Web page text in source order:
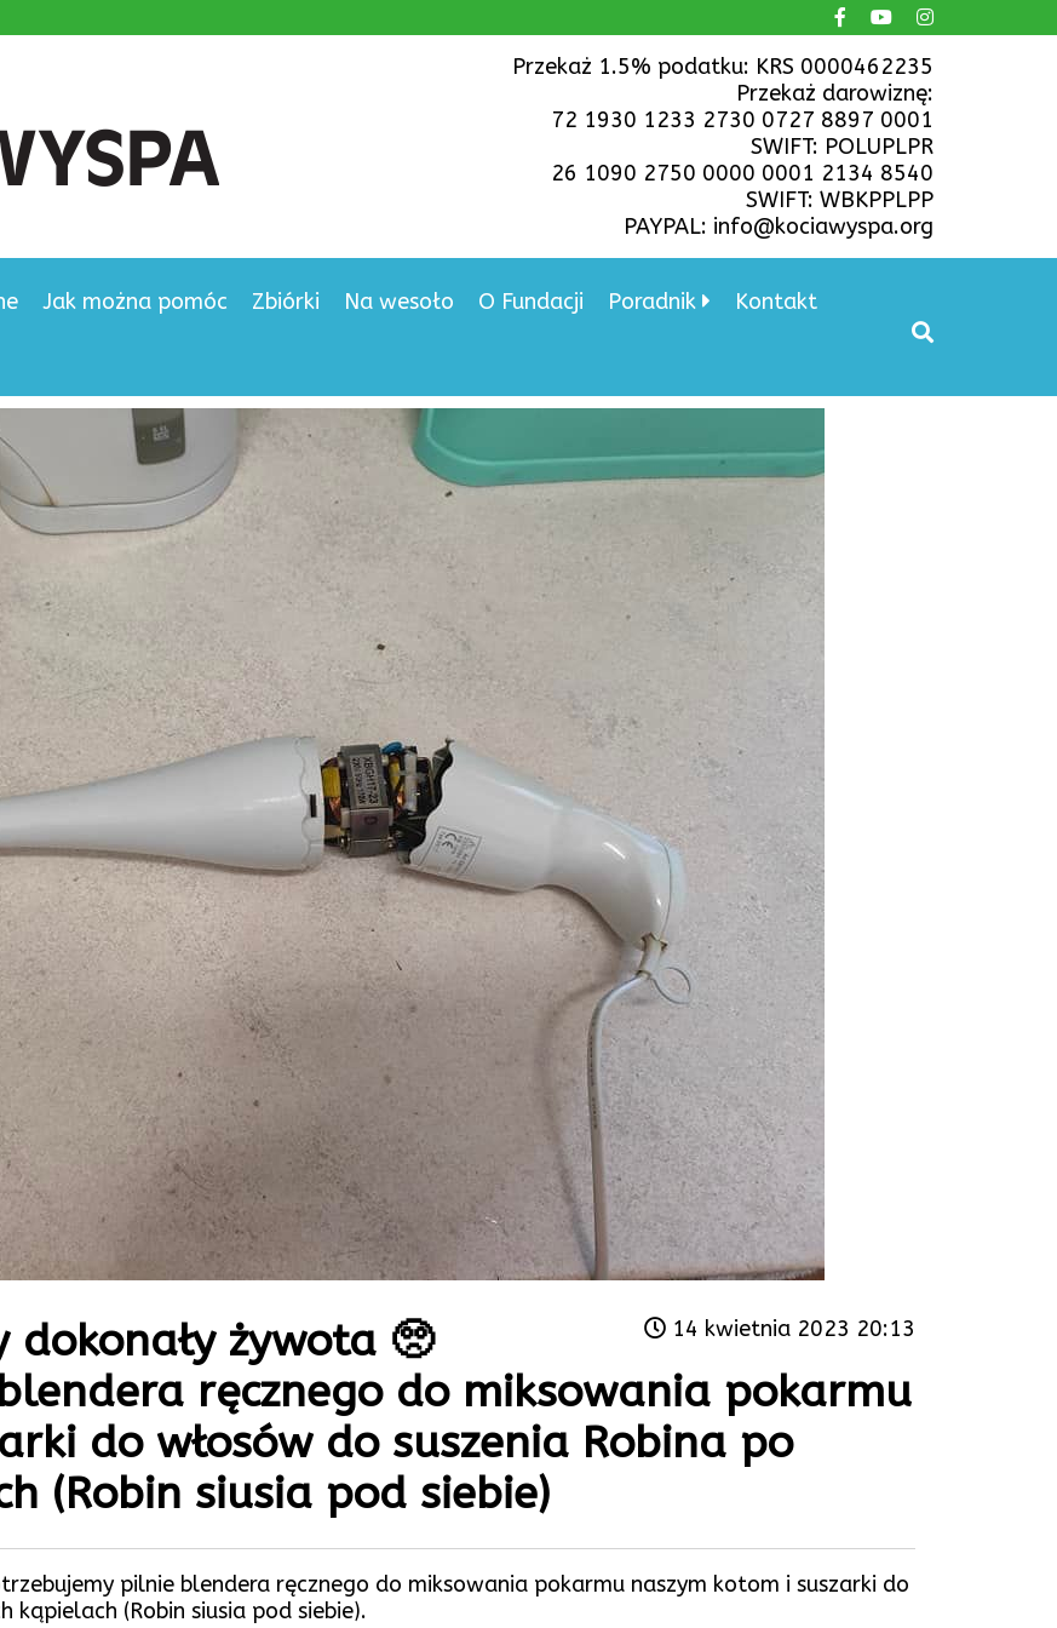
Przekaż 1.5% podatku: KRS 0000462235
Przekaż darowiznę:
72 1930 1233 2730 0727 8897 0001
SWIFT: POLUPLPR
26 1090 2750 0000 0001 2134 8540
SWIFT: WBKPPLPP
PAYPAL: info@kociawyspa.org
Jak można pomóc Zbiórki Na wesoło O Fundacji Poradnik Kontakt
14 kwietnia 2023 20:13
dokonały żywota 🥺
ręcznego do miksowania pokarmu
do włosów do suszenia Robina po
(Robin siusia pod siebie)
pilnie blendera ręcznego do miksowania pokarmu naszym kotom i suszarki do
kąpielach (Robin siusia pod siebie).